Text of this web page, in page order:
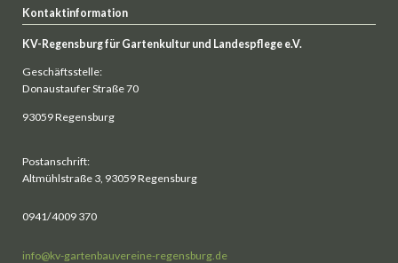
Kontaktinformation
KV-Regensburg für Gartenkultur und Landespflege e.V.
Geschäftsstelle:
Donaustaufer Straße 70
93059 Regensburg
Postanschrift:
Altmühlstraße 3, 93059 Regensburg
0941/4009 370
info@kv-gartenbauvereine-regensburg.de